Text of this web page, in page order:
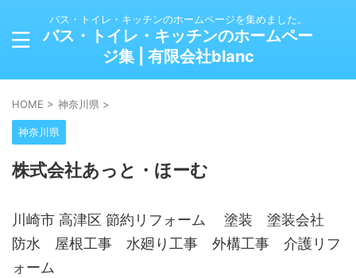
バス・トイレ・キッチンのホームページを集めました。
バス・トイレ・キッチンのホームペー
ジ集 | 有限会社blanc
HOME > 神奈川県 >
神奈川県
株式会社あっと・ほーむ
川崎市 高津区 節約リフォーム 塗装 塗装会社
防水 屋根工事 水廻り工事 外構工事 介護リフ
ォーム